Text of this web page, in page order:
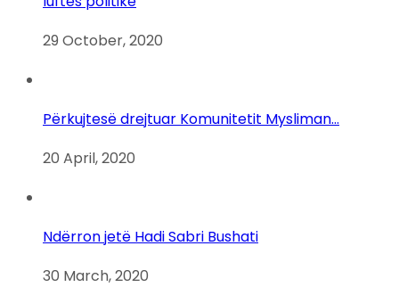
29 October, 2020
Përkujtesë drejtuar Komunitetit Mysliman…
20 April, 2020
Ndërron jetë Hadi Sabri Bushati
30 March, 2020